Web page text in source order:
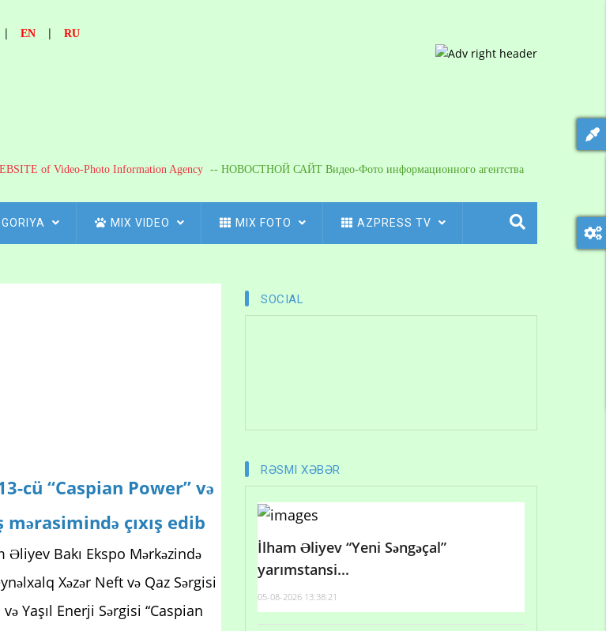
| EN | RU
of Video-Photo Information Agency -- НОВОСТНОЙ САЙТ Видео-Фото информационного агентства
MIX VIDEO MIX FOTO AZPRESS TV
cü “Caspian Power” və
mərasimində çıxış edib
Bakı Ekspo Mərkəzində
Xəzər Neft və Qaz Sərgisi
Yaşıl Enerji Sərgisi “Caspian
SOCIAL
RƏSMI XƏBƏR
İlham Əliyev “Yeni Səngəçal”
yarımstansi...
05-08-2026 13:38:21